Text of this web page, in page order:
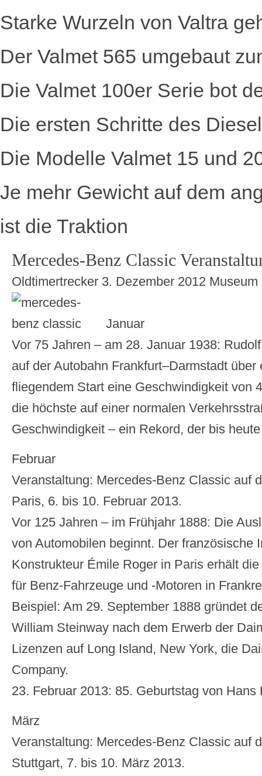
Starke Wurzeln von Valtra
Der Valmet 565 umgebaut
Die Valmet 100er Serie bot
Die ersten Schritte des
Die Modelle Valmet 15 und
Je mehr Gewicht auf dem
ist die Traktion
Mercedes-Benz Classic
Oldtimertrecker 3. Dezember 2012 Museum
Januar
Vor 75 Jahren – am 28. Januar 1938:
auf der Autobahn Frankfurt–Darmstadt
fliegendem Start eine Geschwindigkeit von
die höchste auf einer normalen
Geschwindigkeit – ein Rekord, der bis
Februar
Veranstaltung: Mercedes-Benz Classic auf
Paris, 6. bis 10. Februar 2013.
Vor 125 Jahren – im Frühjahr 1888: Die
von Automobilen beginnt. Der französische
Konstrukteur Émile Roger in Paris erhält
für Benz-Fahrzeuge und -Motoren in
Beispiel: Am 29. September 1888 gründet
William Steinway nach dem Erwerb der
Lizenzen auf Long Island, New York, die
Company.
23. Februar 2013: 85. Geburtstag von Hans
März
Veranstaltung: Mercedes-Benz Classic auf
Stuttgart, 7. bis 10. März 2013.